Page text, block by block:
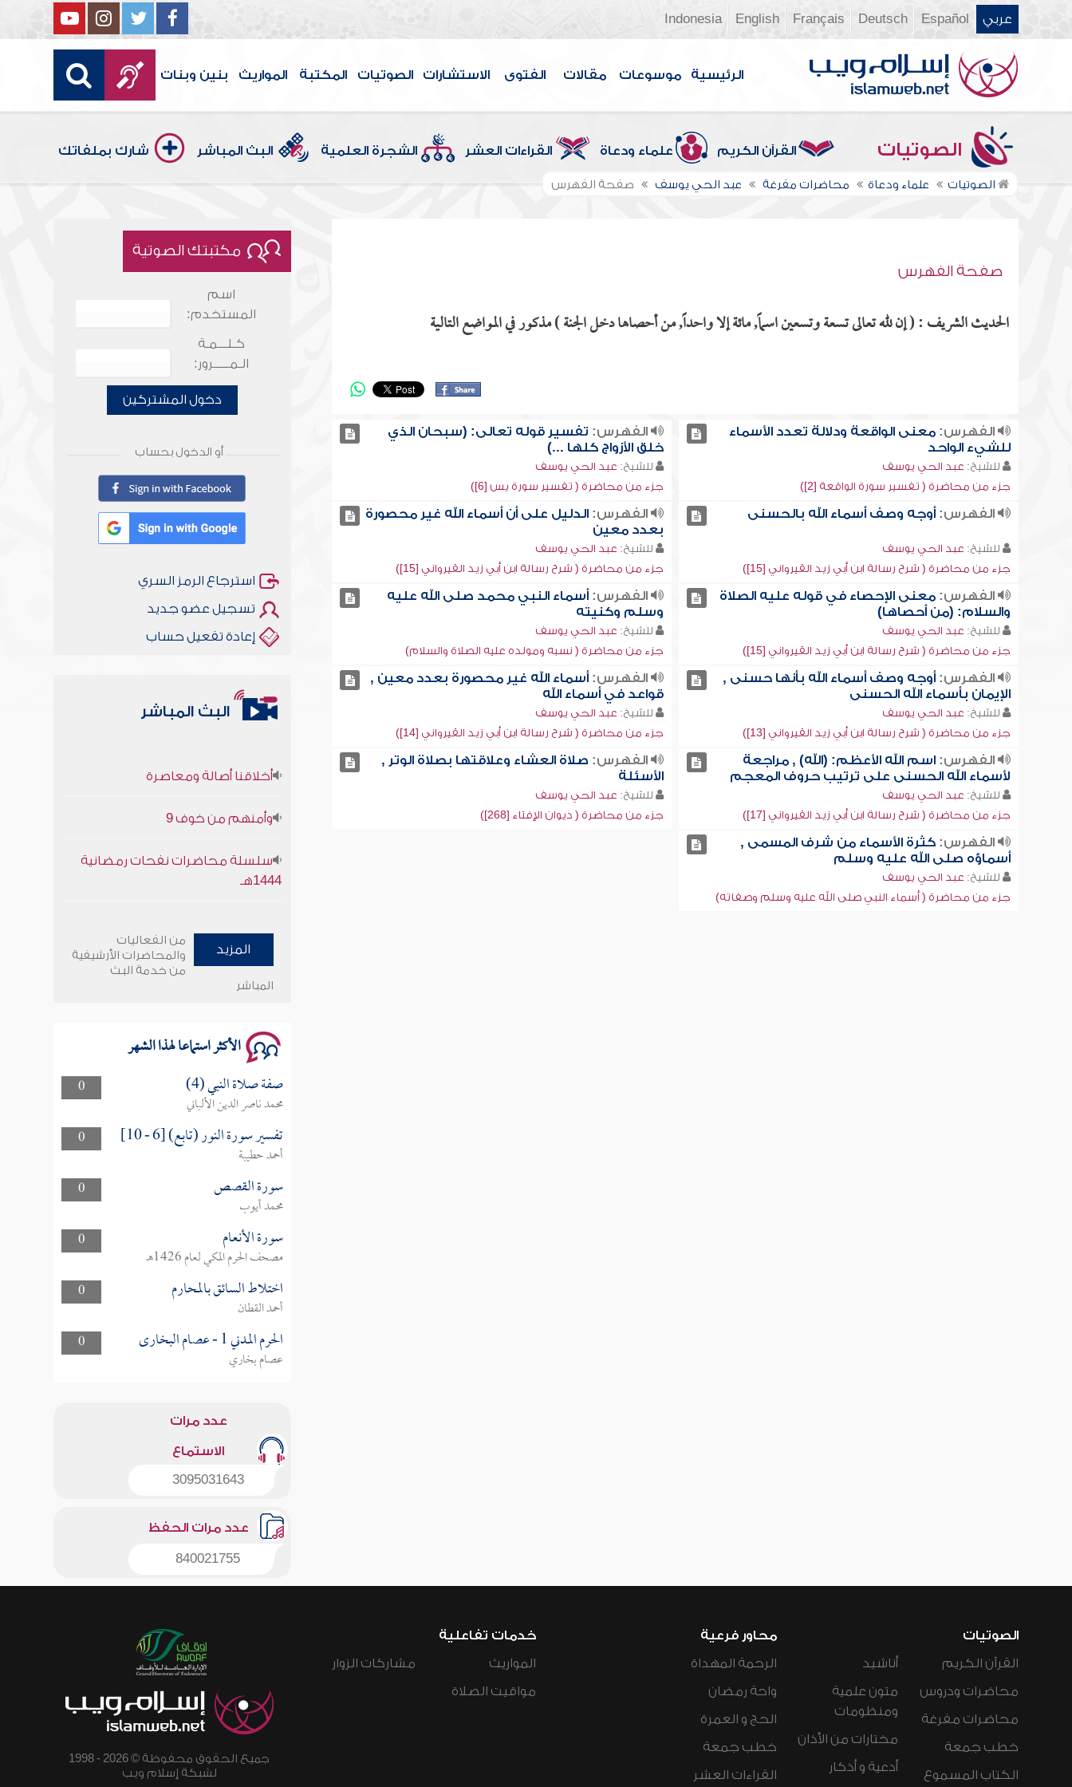
عربي Español
Deutsch
Français
English
Indonesia
الرئيسية موسوعات مقالات الفتوى الاستشارات الصوتيات المكتبة المواريث بنين وبنات
الصوتيات القرآن الكريم علماء ودعاة القراءات العشر الشجرة العلمية البث المباشر شارك بملفاتك
الصوتيات علماء ودعاة محاضرات مفرغة عبد الحي يوسف صفحة الفهرس
صفحة الفهرس
الحديث الشريف : ( إن لله تعالى تسعة وتسعين اسماً, مائة إلا واحداً, من أحصاها دخل الجنة ) مذكور في المواضع التالية
الفهرس:معنى الواقعة ودلالة تعدد الأسماء
للشيء الواحد
للشيخ: عبد الحي يوسف
جزء من محاضرة ( تفسير سورة الواقعة [2])
الفهرس: تفسير قوله تعالى: (سبحان الذي
خلق الأزواج كلها ...)
للشيخ: عبد الحي يوسف
جزء من محاضرة ( تفسير سورة يس [6])
الفهرس:أوجه وصف أسماء الله بالحسنى
للشيخ: عبد الحي يوسف
جزء من محاضرة ( شرح رسالة ابن أبي زيد القيرواني [15])
الفهرس: الدليل على أن أسماء الله غير محصورة
بعدد معين
للشيخ: عبد الحي يوسف
جزء من محاضرة ( شرح رسالة ابن أبي زيد القيرواني [15])
الفهرس:معنى الإحصاء في قوله عليه الصلاة
والسلام: (من أحصاها)
للشيخ: عبد الحي يوسف
جزء من محاضرة ( شرح رسالة ابن أبي زيد القيرواني [15])
الفهرس: أسماء النبي محمد صلى الله عليه
وسلم وكنيته
للشيخ: عبد الحي يوسف
جزء من محاضرة ( نسبه ومولده عليه الصلاة والسلام)
الفهرس:أوجه وصف أسماء الله بأنها حسنى ,
الإيمان بأسماء الله الحسنى
للشيخ: عبد الحي يوسف
جزء من محاضرة ( شرح رسالة ابن أبي زيد القيرواني [13])
الفهرس: أسماء الله غير محصورة بعدد معين ,
قواعد في أسماء الله
للشيخ: عبد الحي يوسف
جزء من محاضرة ( شرح رسالة ابن أبي زيد القيرواني [14])
الفهرس:اسم الله الأعظم: (الله) , مراجعة
لأسماء الله الحسنى على ترتيب حروف المعجم
للشيخ: عبد الحي يوسف
جزء من محاضرة ( شرح رسالة ابن أبي زيد القيرواني [17])
الفهرس: صلاة العشاء وعلاقتها بصلاة الوتر ,
الأسئلة
للشيخ: عبد الحي يوسف
جزء من محاضرة ( ديوان الإفتاء [268])
الفهرس:كثرة الأسماء من شرف المسمى ,
أسماؤه صلى الله عليه وسلم
للشيخ: عبد الحي يوسف
جزء من محاضرة ( أسماء النبي صلى الله عليه وسلم وصفاته)
مكتبتك الصوتية
اسم
المستخدم:
كـلـــمـة
الـمـــــرور:
دخول المشتركين
أو الدخول بحساب
استرجاع الرمز السري
تسجيل عضو جديد
إعادة تفعيل حساب
البث المباشر
1444هـ
وأمنهم من خوف 9
المزيد
من الفعاليات
والمحاضرات الأرشيفية
من خدمة البث
المباشر
الأكثر استماعا لهذا الشهر
0 صفة صلاة النبي (4)
محمد ناصر الدين الألباني
0
تفسير سورة النور (تابع) [6 - 10]
أحمد حطيبة
0
سورة القصص
محمد أيوب
0
سورة الأنعام
مصحف الحرم المكي لعام 1426هـ
0
اختلاط السائق بالمحارم
أحمد القطان
0
الحرم المدني 1 - عصام البخارى
عصام بخاري
عدد مرات
الاستماع
3095031643
عدد مرات الحفظ
840021755
الصوتيات
القرآن الكريم
محاضرات ودروس
محاضرات مفرغة
خطب جمعة
الكتاب المسموع
أناشيد
متون علمية
ومنظومات
مختارات من الأذان
أدعية و أذكار
محاور فرعية
الرحمة المهداة
واحة رمضان
الحج و العمرة
خطب جمعة
القراءات العشر
خدمات تفاعلية
المواريث
مواقيت الصلاة
مشاركات الزوار
جميع الحقوق محفوظة © 2026 - 1998
لشبكة إسلام ويب